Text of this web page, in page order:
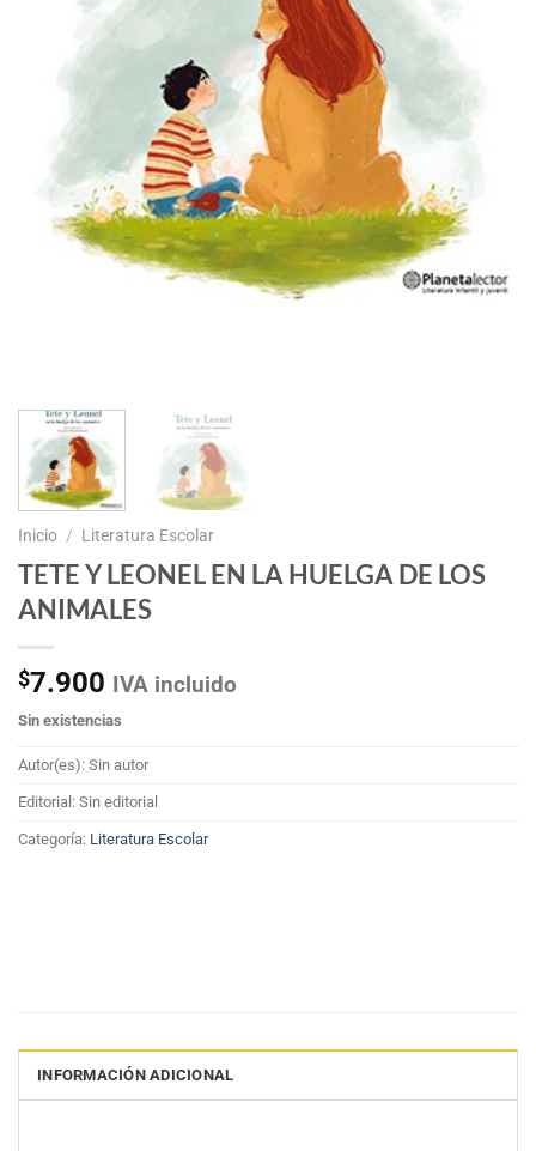
Inicio / Literatura Escolar
TETE Y LEONEL EN LA HUELGA DE LOS
ANIMALES
$7.900 IVA incluido
Sin existencias
Autor(es): Sin autor
Editorial: Sin editorial
Categoría: Literatura Escolar
INFORMACIÓN ADICIONAL